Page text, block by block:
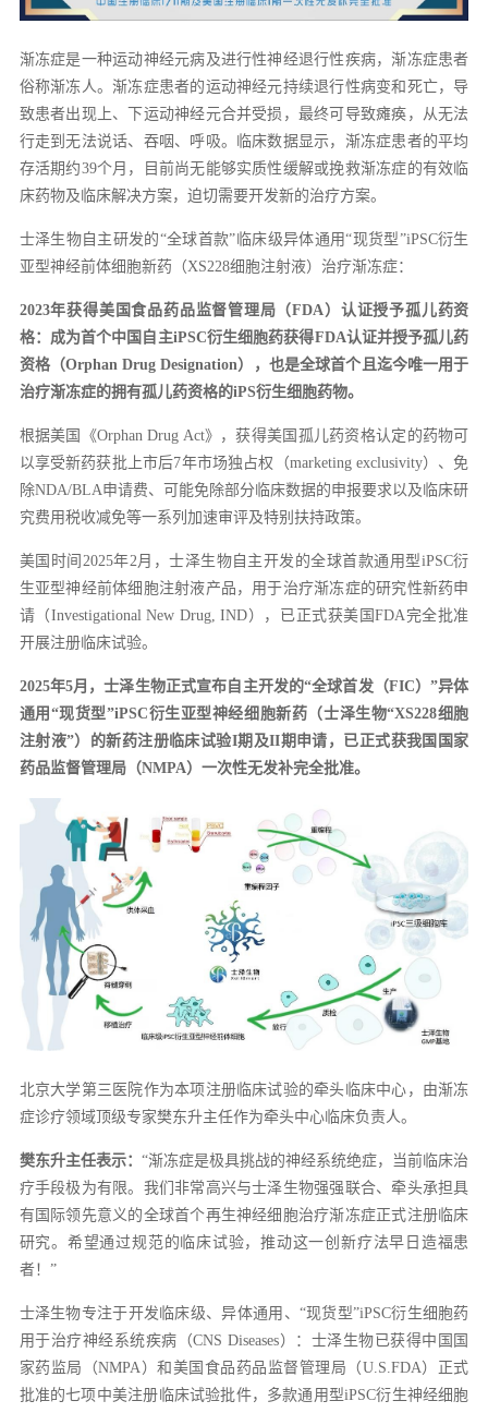
渐冻症是一种运动神经元病及进行性神经退行性疾病，渐冻症患者
俗称渐冻人。渐冻症患者的运动神经元持续退行性病变和死亡，导
致患者出现上、下运动神经元合并受损，最终可导致瘫痪，从无法
行走到无法说话、吞咽、呼吸。临床数据显示，渐冻症患者的平均
存活期约39个月，目前尚无能够实质性缓解或挽救渐冻症的有效临
床药物及临床解决方案，迫切需要开发新的治疗方案。
士泽生物自主研发的“全球首款”临床级异体通用“现货型”iPSC衍生
亚型神经前体细胞新药（XS228细胞注射液）治疗渐冻症：
2023年获得美国食品药品监督管理局（FDA）认证授予孤儿药资
格：成为首个中国自主iPSC衍生细胞药获得FDA认证并授予孤儿药
资格（Orphan Drug Designation），也是全球首个且迄今唯一用于
治疗渐冻症的拥有孤儿药资格的iPS衍生细胞药物。
根据美国《Orphan Drug Act》，获得美国孤儿药资格认定的药物可
以享受新药获批上市后7年市场独占权（marketing exclusivity）、免
除NDA/BLA申请费、可能免除部分临床数据的申报要求以及临床研
究费用税收减免等一系列加速审评及特别扶持政策。
美国时间2025年2月，士泽生物自主开发的全球首款通用型iPSC衍
生亚型神经前体细胞注射液产品，用于治疗渐冻症的研究性新药申
请（Investigational New Drug, IND），已正式获美国FDA完全批准
开展注册临床试验。
2025年5月，士泽生物正式宣布自主开发的“全球首发（FIC）”异体
通用“现货型”iPSC衍生亚型神经细胞新药（士泽生物“XS228细胞
注射液”）的新药注册临床试验I期及II期申请，已正式获我国国家
药品监督管理局（NMPA）一次性无发补完全批准。
北京大学第三医院作为本项注册临床试验的牵头临床中心，由渐冻
症诊疗领域顶级专家樊东升主任作为牵头中心临床负责人。
樊东升主任表示： “渐冻症是极具挑战的神经系统绝症，当前临床治
疗手段极为有限。我们非常高兴与士泽生物强强联合、牵头承担具
有国际领先意义的全球首个再生神经细胞治疗渐冻症正式注册临床
研究。希望通过规范的临床试验，推动这一创新疗法早日造福患
者！”
士泽生物专注于开发临床级、异体通用、“现货型”iPSC衍生细胞药
用于治疗神经系统疾病（CNS Diseases）：士泽生物已获得中国国
家药监局（NMPA）和美国食品药品监督管理局（U.S.FDA）正式
批准的七项中美注册临床试验批件，多款通用型iPSC衍生神经细胞